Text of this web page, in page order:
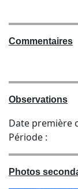
Commentaires
Observations
Date première
Période :
Photos